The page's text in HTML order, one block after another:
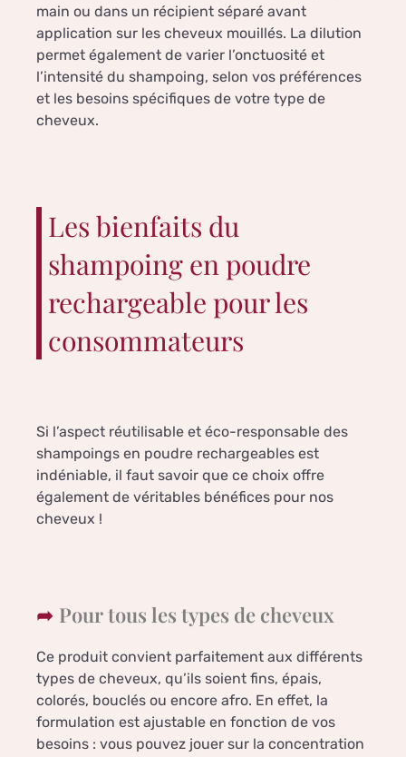
main ou dans un récipient séparé avant
application sur les cheveux mouillés. La dilution
permet également de varier l’onctuosité et
l’intensité du shampoing, selon vos préférences
et les besoins spécifiques de votre type de
cheveux.
Les bienfaits du
shampoing en poudre
rechargeable pour les
consommateurs
Si l’aspect réutilisable et éco-responsable des
shampoings en poudre rechargeables est
indéniable, il faut savoir que ce choix offre
également de véritables bénéfices pour nos
cheveux !
Pour tous les types de cheveux
Ce produit convient parfaitement aux différents
types de cheveux, qu’ils soient fins, épais,
colorés, bouclés ou encore afro. En effet, la
formulation est ajustable en fonction de vos
besoins : vous pouvez jouer sur la concentration